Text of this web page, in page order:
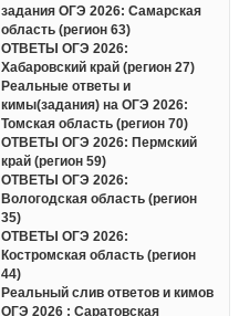
задания ОГЭ 2026: Самарская
область (регион 63)
ОТВЕТЫ ОГЭ 2026:
Хабаровский край (регион 27)
Реальные ответы и
кимы(задания) на ОГЭ 2026:
Томская область (регион 70)
ОТВЕТЫ ОГЭ 2026: Пермский
край (регион 59)
ОТВЕТЫ ОГЭ 2026:
Вологодская область (регион
35)
ОТВЕТЫ ОГЭ 2026:
Костромская область (регион
44)
Реальный слив ответов и кимов
ОГЭ 2026 : Саратовская